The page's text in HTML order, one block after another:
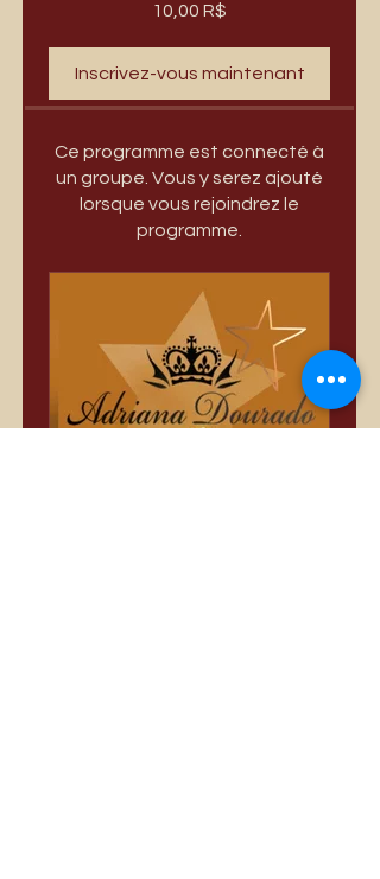
10,00 R$
Inscrivez-vous maintenant
Ce programme est connecté à
un groupe. Vous y serez ajouté
lorsque vous rejoindrez le
programme.